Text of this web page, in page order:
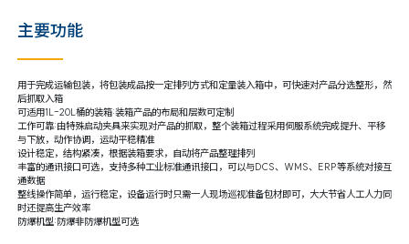
主要功能
用于完成运输包装，将包装成品按一定排列方式和定量装入箱中，可快速对产品分选整形，然
后抓取入箱
可适用1L-20L桶的装箱:装箱产品的布局和层数可定制
工作可靠:由特殊启动夹具来实现对产品的抓取，整个装箱过程采用伺服系统完成提升、平移
与下放，动作协调，运动平稳精准
设计稳定，结构紧凑，根据装箱要求，自动将产品整理排列
丰富的通讯接口可选，支持多种工业标准通讯接口，可以与DCS、WMS、ERP等系统对接互
通数据
整线操作简单，运行稳定，设备运行时只需一人现场巡视准备包材即可，大大节省人工人力同
时还提高生产效率
防爆机型:防爆非防爆机型可选